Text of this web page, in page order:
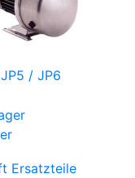
/ JP6